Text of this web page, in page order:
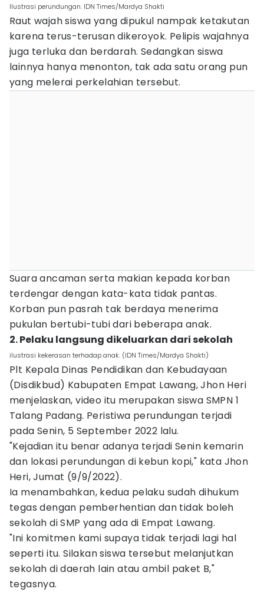
Ilustrasi perundungan. IDN Times/Mardya Shakti
Raut wajah siswa yang dipukul nampak ketakutan
karena terus-terusan dikeroyok. Pelipis wajahnya
juga terluka dan berdarah. Sedangkan siswa
lainnya hanya menonton, tak ada satu orang pun
yang melerai perkelahian tersebut.
Suara ancaman serta makian kepada korban
terdengar dengan kata-kata tidak pantas.
Korban pun pasrah tak berdaya menerima
pukulan bertubi-tubi dari beberapa anak.
2. Pelaku langsung dikeluarkan dari sekolah
ilustrasi kekerasan terhadap anak. (IDN Times/Mardya Shakti)
Plt Kepala Dinas Pendidikan dan Kebudayaan
(Disdikbud) Kabupaten Empat Lawang, Jhon Heri
menjelaskan, video itu merupakan siswa SMPN 1
Talang Padang. Peristiwa perundungan terjadi
pada Senin, 5 September 2022 lalu.
"Kejadian itu benar adanya terjadi Senin kemarin
dan lokasi perundungan di kebun kopi," kata Jhon
Heri, Jumat (9/9/2022).
Ia menambahkan, kedua pelaku sudah dihukum
tegas dengan pemberhentian dan tidak boleh
sekolah di SMP yang ada di Empat Lawang.
"Ini komitmen kami supaya tidak terjadi lagi hal
seperti itu. Silakan siswa tersebut melanjutkan
sekolah di daerah lain atau ambil paket B,"
tegasnya.